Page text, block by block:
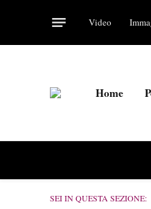
Video
Home
SEI IN QUESTA SEZIONE: